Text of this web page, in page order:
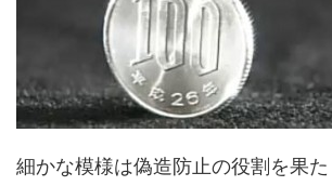
細かな模様は偽造防止の役割を果